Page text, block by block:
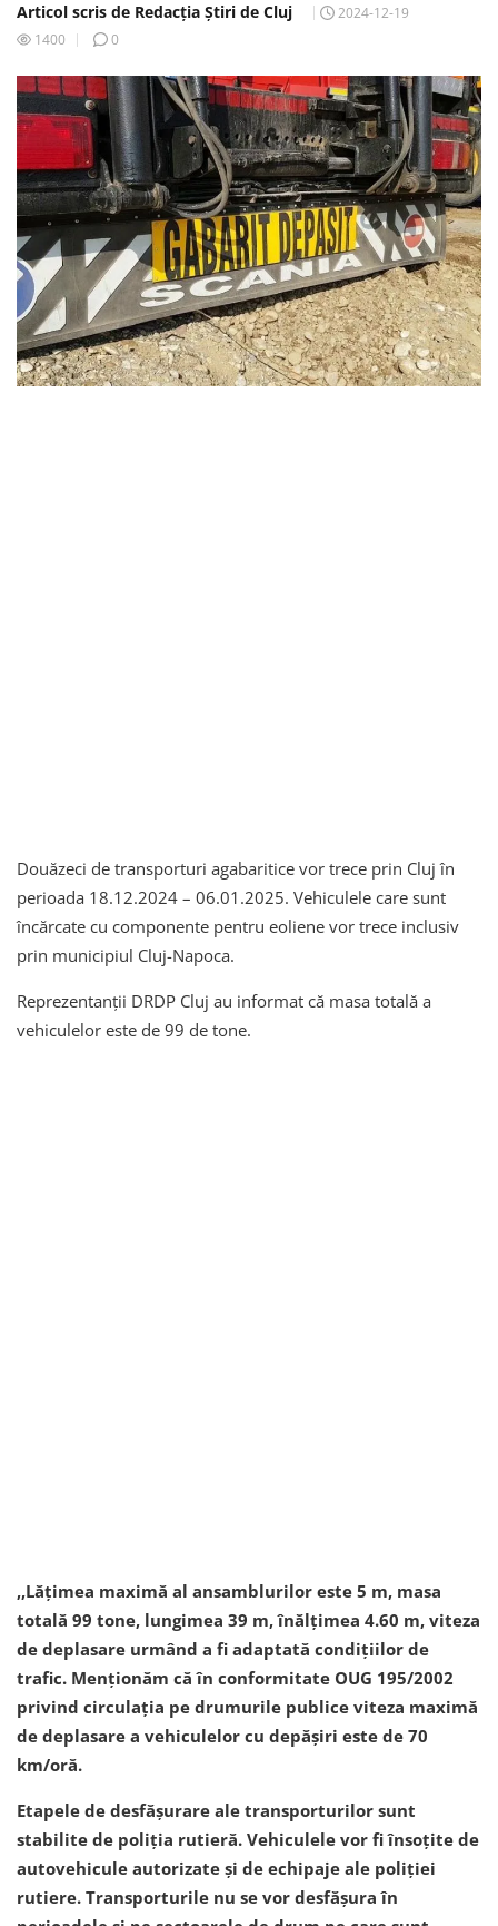
Articol scris de Redacția Știri de Cluj
2024-12-19
1400
0
Douăzeci de transporturi agabaritice vor trece prin Cluj în
perioada 18.12.2024 – 06.01.2025. Vehiculele care sunt
încărcate cu componente pentru eoliene vor trece inclusiv
prin municipiul Cluj-Napoca.
Reprezentanții DRDP Cluj au informat că masa totală a
vehiculelor este de 99 de tone.
,,Lățimea maximă al ansamblurilor este 5 m, masa
totală 99 tone, lungimea 39 m, înălțimea 4.60 m, viteza
de deplasare urmând a fi adaptată condițiilor de
trafic. Menționăm că în conformitate OUG 195/2002
privind circulația pe drumurile publice viteza maximă
de deplasare a vehiculelor cu depășiri este de 70
km/oră.
Etapele de desfășurare ale transporturilor sunt
stabilite de poliția rutieră. Vehiculele vor fi însoțite de
autovehicule autorizate și de echipaje ale poliției
rutiere. Transporturile nu se vor desfășura în